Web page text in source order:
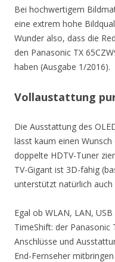
Bei hochwertigem
eine extrem hohe
Wunder also, dass die
den Panasonic TX
haben (Ausgabe 1/2016).
Vollaustattung
Die Ausstattung des
lässt kaum einen
doppelte HDTV-Tuner
TV-Gigant ist 3D-fähig
unterstützt natürlich
Egal ob WLAN, LAN,
TimeShift: der Panasonic
Anschlüsse und
End-Fernseher